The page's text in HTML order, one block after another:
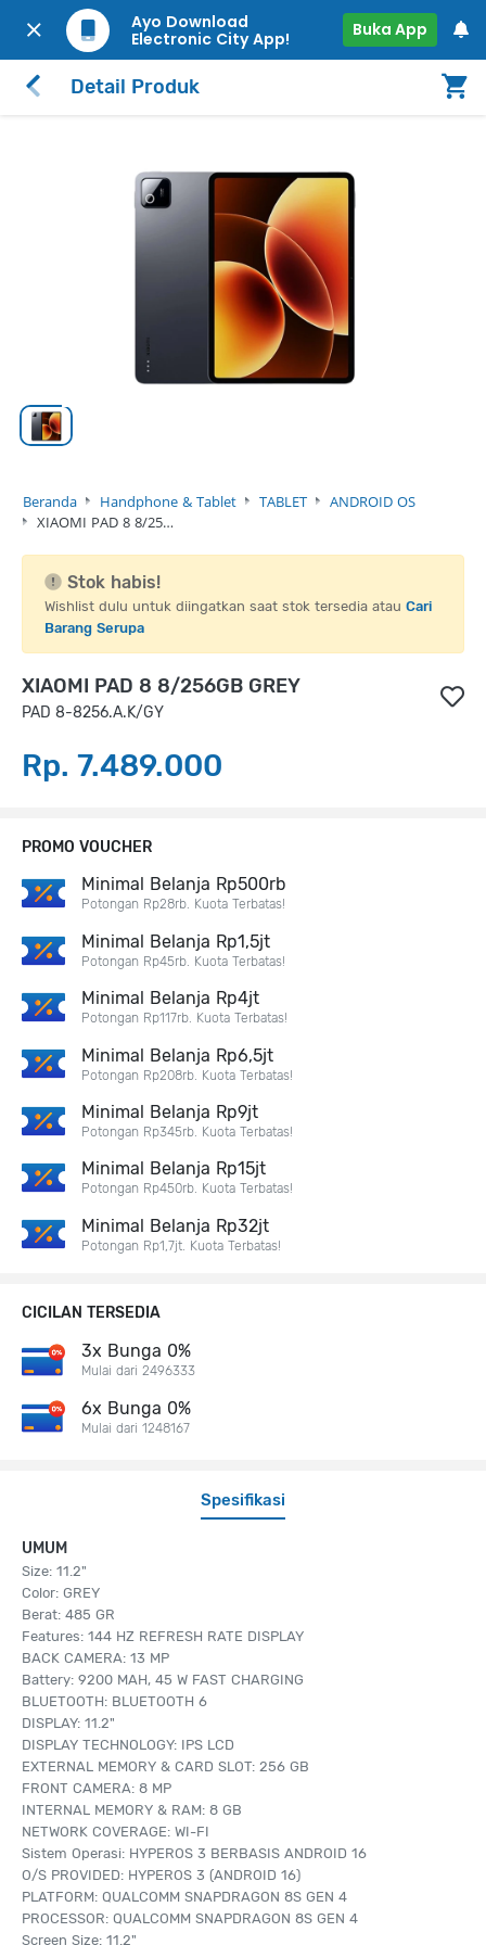
Ayo Download
Electronic City App!
Buka App
Detail Produk
Beranda Handphone & Tablet TABLET
ANDROID OS
XIAOMI PAD 8 8/25…
Stok habis!
Wishlist dulu untuk diingatkan saat stok tersedia atau Cari
Barang Serupa
XIAOMI PAD 8 8/256GB GREY
PAD 8-8256.A.K/GY
Rp. 7.489.000
Spesifikasi
UMUM
Size: 11.2"
Color: GREY
Berat: 485 GR
Features: 144 HZ REFRESH RATE DISPLAY
BACK CAMERA: 13 MP
Battery: 9200 MAH, 45 W FAST CHARGING
BLUETOOTH: BLUETOOTH 6
DISPLAY: 11.2"
DISPLAY TECHNOLOGY: IPS LCD
EXTERNAL MEMORY & CARD SLOT: 256 GB
FRONT CAMERA: 8 MP
INTERNAL MEMORY & RAM: 8 GB
NETWORK COVERAGE: WI-FI
Sistem Operasi: HYPEROS 3 BERBASIS ANDROID 16
O/S PROVIDED: HYPEROS 3 (ANDROID 16)
PLATFORM: QUALCOMM SNAPDRAGON 8S GEN 4
PROCESSOR: QUALCOMM SNAPDRAGON 8S GEN 4
Screen Size: 11.2"
PROMO VOUCHER
Minimal Belanja Rp500rb
Potongan Rp28rb. Kuota Terbatas!
Minimal Belanja Rp1,5jt
Potongan Rp45rb. Kuota Terbatas!
Minimal Belanja Rp4jt
Potongan Rp117rb. Kuota Terbatas!
Minimal Belanja Rp6,5jt
Potongan Rp208rb. Kuota Terbatas!
Minimal Belanja Rp9jt
Potongan Rp345rb. Kuota Terbatas!
Minimal Belanja Rp15jt
Potongan Rp450rb. Kuota Terbatas!
Minimal Belanja Rp32jt
Potongan Rp1,7jt. Kuota Terbatas!
CICILAN TERSEDIA
3x Bunga 0%
Mulai dari 2496333
6x Bunga 0%
Mulai dari 1248167